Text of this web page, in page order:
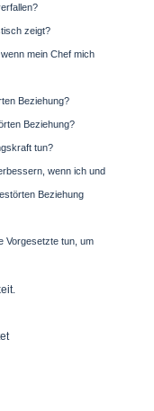
zeigt?
mein Chef mich
Beziehung?
Beziehung?
tun?
wenn ich und
Beziehung
Vorgesetzte tun, um